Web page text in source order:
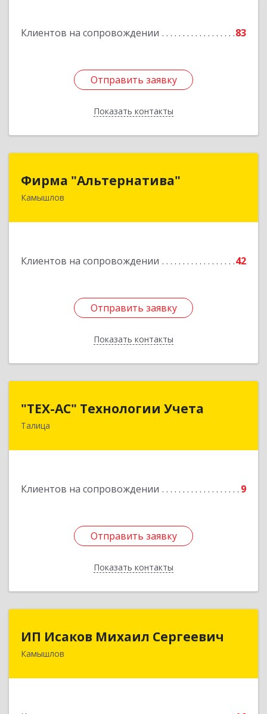
Клиентов на сопровождении 83
Отправить заявку
Показать контакты
Отправить заявку
Назад
Фирма "Альтернатива"
Камышлов
Клиентов на сопровождении 42
Отправить заявку
Показать контакты
624860, Свердловская обл, Камышлов г, Ленина
Отправить заявку
Назад
"ТЕХ-АС" Технологии Учета
Талица
Клиентов на сопровождении 9
Отправить заявку
Показать контакты
Отправить заявку
Назад
ИП Исаков Михаил Сергеевич
Камышлов
624860, Свердловская обл, Камышлов г, Ленина